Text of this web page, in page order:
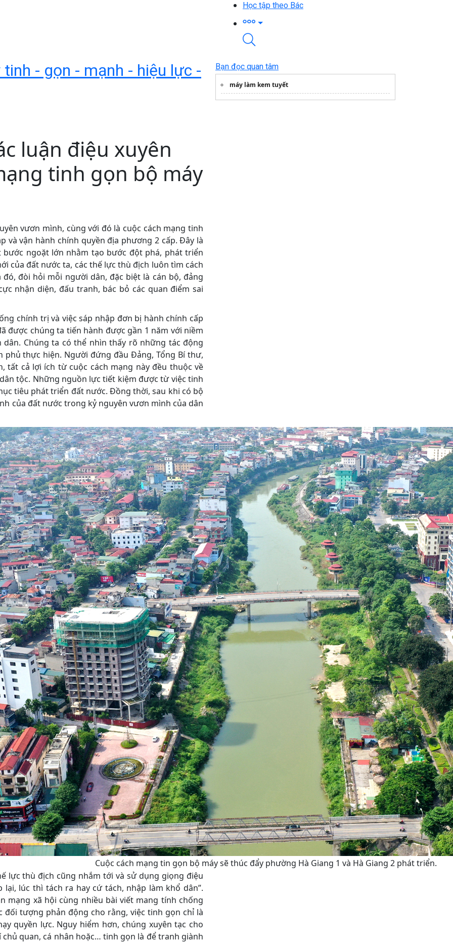
Học tập theo Bác
- gọn - mạnh - hiệu lực -
luận điệu xuyên
tinh gọn bộ máy
vươn mình, cùng với đó là cuộc cách mạng tinh
và vận hành chính quyền địa phương 2 cấp. Đây là
ngoặt lớn nhằm tạo bước đột phá, phát triển
của đất nước ta, các thế lực thù địch luôn tìm cách
đòi hỏi mỗi người dân, đặc biệt là cán bộ, đảng
nhận diện, đấu tranh, bác bỏ các quan điểm sai
chính trị và việc sáp nhập đơn bị hành chính cấp
được chúng ta tiến hành được gần 1 năm với niềm
Chúng ta có thể nhìn thấy rõ những tác động
phủ thực hiện. Người đứng đầu Đảng, Tổng Bí thư,
tất cả lợi ích từ cuộc cách mạng này đều thuộc về
tộc. Những nguồn lực tiết kiệm được từ việc tinh
tiêu phát triển đất nước. Đồng thời, sau khi có bộ
của đất nước trong kỷ nguyên vươn mình của dân
Cuộc cách mạng tin gọn bộ máy sẽ thúc đẩy phường Hà Giang 1 và Hà Giang 2 phát triển.
lực thù địch cũng nhắm tới và sử dụng giọng điệu
lúc thì tách ra hay cứ tách, nhập làm khổ dân”.
mạng xã hội cùng nhiều bài viết mang tính chống
đối tượng phản động cho rằng, việc tinh gọn chỉ là
quyền lực. Nguy hiểm hơn, chúng xuyên tạc cho
quan, cá nhân hoặc… tinh gọn là để tranh giành
Bạn đọc quan tâm
máy làm kem tuyết